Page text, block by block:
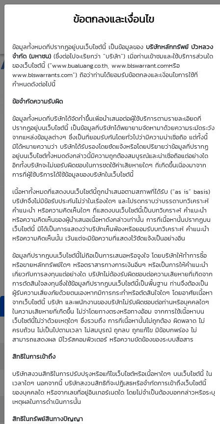
ข้อตกลงและเงื่อนไข
ข้อมูลทั้งหมดที่ปรากฏอยู่บนเว็บไซต์นี้ เป็นข้อมูลของ บริษัทหลักทรัพย์ บัวหลวง
จำกัด (มหาชน) (ซึ่งต่อไปจะเรียกว่า “บริษัท”) เมื่อท่านเข้าชมและใช้บริการส่วนใด
ของเว็บไซต์นี้ (“www.bualuang.co.th, www.blswarrant.comหรือ
www.blswarrants.com”) ถือว่าท่านได้ยอมรับข้อตกลงและเงื่อนไขการใช้ที่
กำหนดดังต่อไปนี้
ข้อจำกัดความรับผิด
ข้อมูลทั้งหมดที่บริษัทได้จัดทำขึ้นเพื่อนำเสนอต่อผู้ใช้บริการตามรายละเอียดที่
ปรากฏอยู่บนเว็บไซต์นี้ เป็นข้อมูลที่บริษัทได้พยายามจัดหามาด้วยความระมัดระวัง
จากแหล่งข้อมูลต่างๆ ซึ่งเป็นที่ยอมรับกันโดยทั่วไปว่ามีความน่าเชื่อถือ แต่ทั้งนี้
มิได้หมายความว่า บริษัทได้รับรองโดยชัดแจ้งหรือโดยปริยายว่าข้อมูลที่ปรากฏ
อยู่บนเว็บไซต์ทั้งหมดดังกล่าวนี้มีความถูกต้องสมบูรณ์และน่าเชื่อถือแต่อย่างใด
อีกทั้งบริษัทจะไม่ขอรับผิดชอบในการชดใช้ค่าเสียหายใดๆ ที่เกิดขึ้นเนื่องมาจาก
การที่ผู้ใช้บริการได้ใช้ข้อมูลของบริษัทในเว็บไซต์นี้
เนื้อหาทั้งหมดที่แสดงบนเว็บไซต์นี้ถูกนำเสนอตามสภาพที่ได้รับ (“as is” basis)
บริษัทจึงไม่มีข้อรับประกันไม่ว่าในเรื่องใดๆ และโปรดทราบว่าบรรดาบทวิเคราะห์
คำแนะนำ หรือความคิดเห็นใดๆ ที่แสดงบนเว็บไซต์นี้เป็นบทวิเคราะห์ คำแนะนำ
หรือความคิดเห็นของผู้นำเสนอเนื้อหาดังกล่าวเท่านั้น การที่เนื้อหานั้นปรากฏบน
เว็บไซต์นี้ มิได้เป็นการแสดงว่าบริษัทเห็นพ้องหรือยอมรับบทวิเคราะห์ คำแนะนำ
หรือความคิดเห็นนั้น เว้นแต่จะมีข้อความที่แสดงไว้ชัดแจ้งเป็นอย่างอื่น
ข้อมูลที่ปรากฎบนเว็บไซต์นี้ไม่ถือเป็นการเสนอหรือจูงใจ โดยบริษัทให้ทำการซื้อ
หรือขายหลักทรัพย์ใดๆ หรือตราสารทางการเงินอื่นๆ หรือเป็นการให้คำแนะนำ
เกี่ยวกับการลงทุนแต่อย่างใด บริษัทไม่ต้องรับผิดชอบต่อความเสียหายที่เกิดจาก
การตัดสินใจลงทุนซึ่งใช้ข้อมูลที่ปรากฏบนเว็บไซต์นี้เป็นพื้นฐาน ท่านจึงต้องเป็น
ผู้รับความเสี่ยงภัยด้วยตนเองหากมีการกระทำหรือตัดสินใจใดๆ โดยอาศัยเนื้อหา
จากเว็บไซต์นี้ บริษัท และพนักงานของบริษัทไม่รับผิดชอบต่อท่านหรือบุคคลใดๆ
ในความเสียหายที่เกิดขึ้น ไม่ว่าโดยทางตรงหรือทางอ้อม จากการใช้เนื้อหาบน
เว็บไซต์นี้ไม่ว่าด้วยเหตุใดๆ ซึ่งรวมถึง การที่เนื้อหานั้นไม่ถูกต้อง ผิดพลาด ไม่
ครบถ้วน ไม่เป็นไปตามเวลา ไม่สมบูรณ์ ถูกลบ ถูกแก้ไข มีข้อบกพร่อง ไม่
สามารถแสดงผล มีไวรัสคอมพิวเตอร์ หรือความขัดข้องของระบบสื่อสาร
สิทธิในการเข้าถึง
บริษัทสงวนสิทธิในการปรับปรุงหรือแก้ไขเว็บไซต์หรือเนื้อหาใดๆ บนเว็บไซต์นี้ ใน
เวลาใดๆ นอกจากนี้ บริษัทสงวนสิทธิที่จะปฏิเสธหรือจำกัดการเข้าถึงเว็บไซต์นี้
ของบุคคลใด หรือจากเลขที่อยู่อินเทอร์เนตใด โดยไม่จำเป็นต้องบอกกล่าวหรือระบุ
เหตุผลในการดำเนินการนั้น
สิทธิในทรัพย์สินทางปัญญา
AMATA01C2608A
วันซื้อขายวันแรก
1 ม.ค. 2513
10 ส.ค. 2569
วันซื้อขายวันสุดท้าย
1 ม.ค. 2513
Effective Gearing
0.00
Sensitivity
0.00
Time Decay
0.00 %
TTM (days)
DW Indicators
Effective Gearing
: 0.00
Sensitivity
Time Decay (%)
: 0.00%
Implied Volatility